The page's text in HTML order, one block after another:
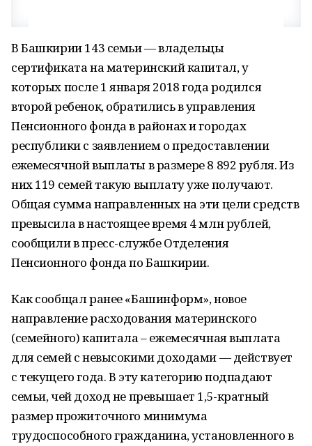
В Башкирии 143 семьи — владельцы
сертификата на материнский капитал, у
которых после 1 января 2018 года родился
второй ребенок, обратились в управления
Пенсионного фонда в районах и городах
республики с заявлением о предоставлении
ежемесячной выплаты в размере 8 892 рубля. Из
них 119 семей такую выплату уже получают.
Общая сумма направленных на эти цели средств
превысила в настоящее время 4 млн рублей,
сообщили в пресс-службе Отделения
Пенсионного фонда по Башкирии.
Как сообщал ранее «Башинформ», новое
направление расходования материнского
(семейного) капитала – ежемесячная выплата
для семей с невысокими доходами — действует
с текущего года. В эту категорию подпадают
семьи, чей доход не превышает 1,5-кратный
размер прожиточного минимума
трудоспособного гражданина, установленного в